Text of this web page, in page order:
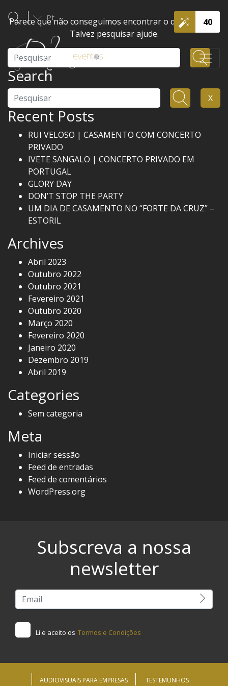
40
Pt
Parece que não conseguimos encontrar o que procura.
Talvez pesquisar ajude.
Search
Pesquisar X
Recent Posts
RUI VELOSO | CASAMENTO COM CONCERTO
PRIVADO
IVETE SANGALO | CONCERTO PRIVADO EM
PORTUGAL
GLORY DAY
DON’T STOP THE PARTY
UM DIA DE CASAMENTO NO “FORTE DA CRUZ” –
ESTORIL
Archives
Abril 2023
Outubro 2022
Outubro 2021
Fevereiro 2021
Outubro 2020
Março 2020
Fevereiro 2020
Janeiro 2020
Dezembro 2019
Abril 2019
Categories
Sem categoria
Meta
Iniciar sessão
Feed de entradas
Feed de comentários
WordPress.org
Subscreva a nossa
newsletter
Li e aceito os Termos e Condições
AUDIOVISUAIS PARA EMPRESAS TESTEMUNHOS